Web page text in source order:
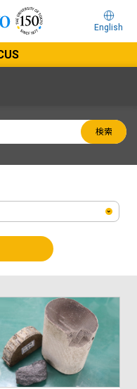
English
検索